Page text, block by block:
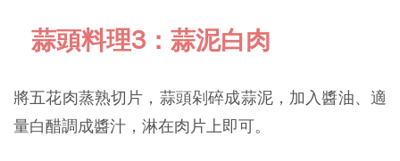
蒜頭料理3：蒜泥白肉
將五花肉蒸熟切片，蒜頭剁碎成蒜泥，加入醬油、適
量白醋調成醬汁，淋在肉片上即可。